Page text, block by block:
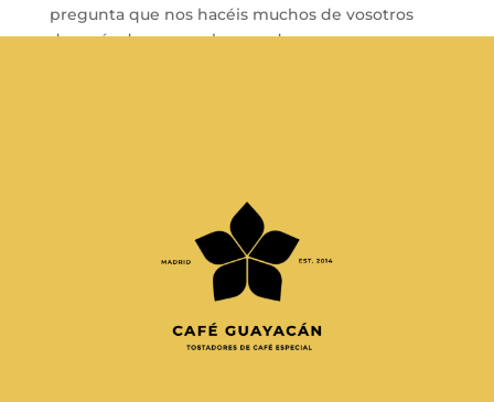
pregunta que nos hacéis muchos de vosotros
después de ver en el mercado marcas que